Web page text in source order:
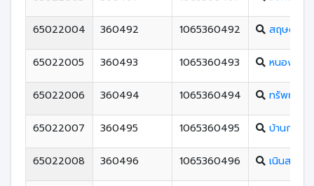
65022004 360492 1065360492 สฤษดิ์เสน
65022005 360493 1065360493 หนองพระ
65022006 360494 1065360494 ทรัพย์ไพร
65022007 360495 1065360495 บ้านกลาง
65022008 360496 1065360496 เนินสะอา